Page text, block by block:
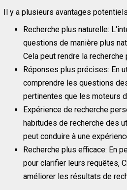
Il y a plusieurs avantages
Recherche plus naturelle:
questions de manière plus
Cela peut rendre la
Réponses plus précises: En
comprendre les questions
pertinentes que les moteurs
Expérience de recherche
habitudes de recherche des
peut conduire à une
Recherche plus efficace: En
pour clarifier leurs requêtes,
améliorer les résultats de